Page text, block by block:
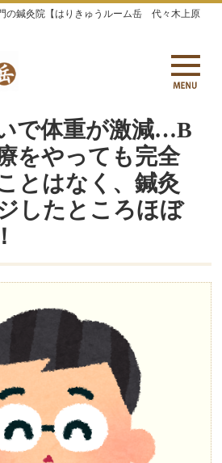
の鍼灸院【はりきゅうルーム岳 代々木上原
で体重が激減…B
をやっても完全
とはなく、鍼灸
したところほぼ